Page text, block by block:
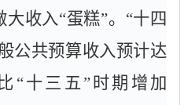
收入“蛋糕”。“十四
公共预算收入预计达
“十三五”时期增加